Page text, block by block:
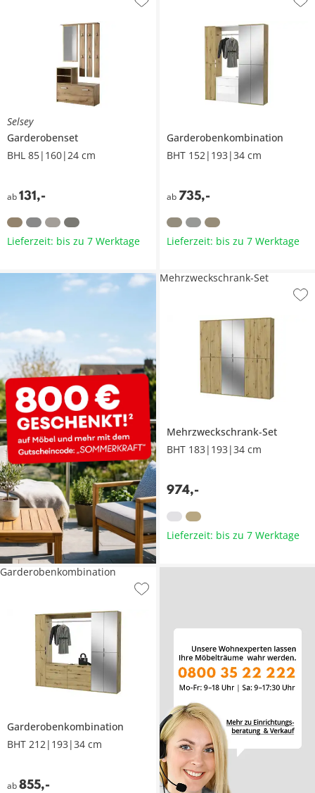
Selsey
Garderobenset
BHL 85|160|24 cm
ab131,-
Lieferzeit: bis zu 7 Werktage
Garderobenkombination
BHT 152|193|34 cm
ab 735,-
Lieferzeit: bis zu 7 Werktage
Mehrzweckschrank-Set
BHT 183|193|34 cm
974,-
Mehrzweckschrank-Set
Lieferzeit: bis zu 7 Werktage
Garderobenkombination
BHT 212|193|34 cm
ab855,-
Garderobenkombination